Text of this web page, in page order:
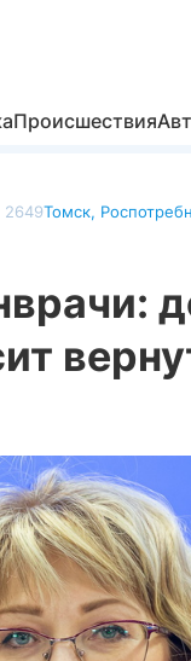
Происшествия
2649Томск,